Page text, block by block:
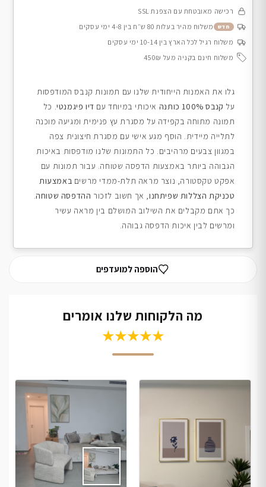
רכישה מאובטחת עם הצפנת SSL
חדש
משלוח מהיר בעלות 80 ש״ח בין 4-8 ימי עסקים
משלוח רגיל לכל הארץ בין 10-14 ימי עסקים
משלוח חינם בקניה מעל 450₪
גלו את האמנות הייחודית שלנו עם תמונות קנבס המודפסות
על קנבס 100% כותנה איכותי במיוחד עם דיו פיגמנטי. כל
תמונה מתוחה בקפידה על מסגרת עץ פנימית ומגיעה מוכנה
לתלייה מיידית. הוסף מגע אישי עם מסגרת חיצונית צפה
במגוון צבעים מרהיבים. כל התמונות שלנו מודפסות באיכות
הגבוהה ביותר באמצעות הדפסה שטוחה. עבור תמונות עם
אפקט טקסטורה, נוצר מראה תלת-ממדי מרשים באמצעות
טכניקת הצללות שפיתחנו, אך חשוב לזכור ההדפסה שטוחה.
כך אתם מקבלים את השילוב המושלם בין מראה עשיר
ומרשים לבין איכות הדפסה גבוהה.
הוספה למועדפים
מה הלקוחות שלנו אומרים
★★★★★